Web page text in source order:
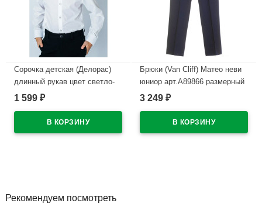
Сорочка детская (Делорас)
длинный рукав цвет светло-
голубой арт.C71494P2
36/158-164 на кнопках
1 599 ₽
Брюки (Van Cliff) Матео неви
юниор арт.А89866 размерный
ряд 30/128-42/170 цвет темно-
3 249 ₽
Рекомендуем посмотреть